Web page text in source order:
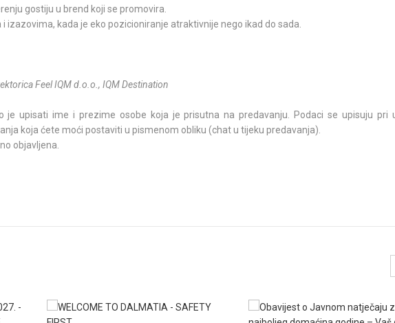
gostiju u brend koji se promovira.
izazovima, kada je eko pozicioniranje atraktivnije nego ikad do sada.
Feel IQM d.o.o., IQM Destination
je upisati ime i prezime osobe koja je prisutna na predavanju. Podaci se upisuju pri
koja ćete moći postaviti u pismenom obliku (chat u tijeku predavanja).
objavljena.